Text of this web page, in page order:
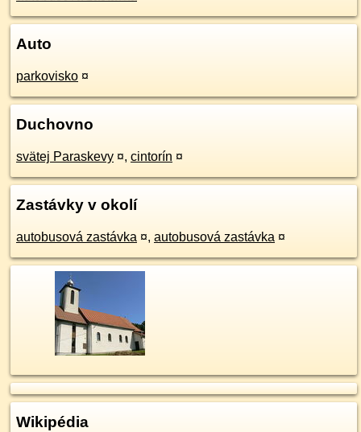
Auto
parkovisko ¤
Duchovno
svätej Paraskevy ¤, cintorín ¤
Zastávky v okolí
autobusová zastávka ¤, autobusová zastávka ¤
Wikipédia